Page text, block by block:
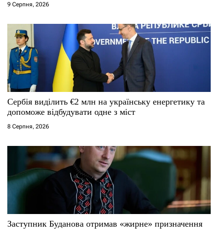
9 Серпня, 2026
Сербія виділить €2 млн на українську енергетику та
допоможе відбудувати одне з міст
8 Серпня, 2026
Заступник Буданова отримав «жирне» призначення